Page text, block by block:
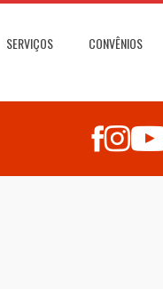
SERVIÇOS CONVÊNIOS